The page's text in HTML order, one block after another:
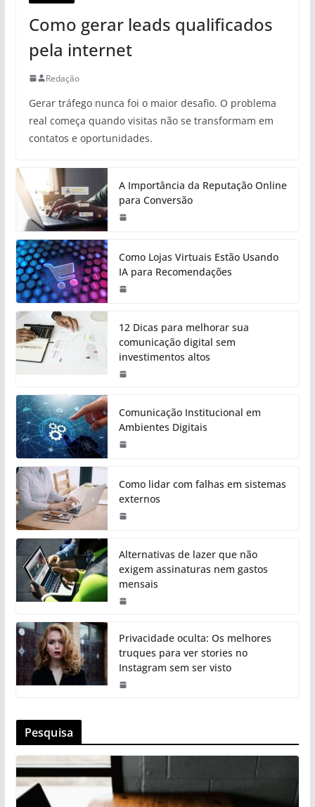
Como gerar leads qualificados
pela internet
Redação
Gerar tráfego nunca foi o maior desafio. O problema
real começa quando visitas não se transformam em
contatos e oportunidades.
A Importância da Reputação Online
para Conversão
Como Lojas Virtuais Estão Usando
IA para Recomendações
12 Dicas para melhorar sua
comunicação digital sem
investimentos altos
Comunicação Institucional em
Ambientes Digitais
Como lidar com falhas em sistemas
externos
Alternativas de lazer que não
exigem assinaturas nem gastos
mensais
Privacidade oculta: Os melhores
truques para ver stories no
Instagram sem ser visto
Pesquisa